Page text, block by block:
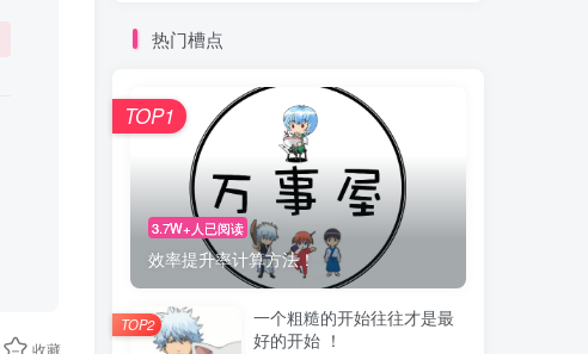
收藏
热门槽点
3.7W+人已阅读
效率提升率计算方法！
TOP1
一个粗糙的开始往往才是最
好的开始 ！
TOP2